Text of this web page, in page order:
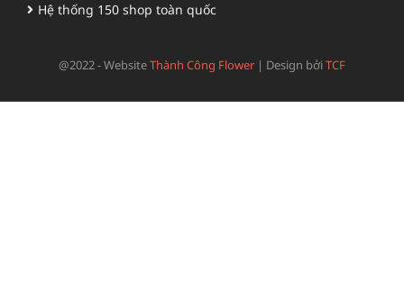
Hệ thống 150 shop toàn quốc
@2022 - WebsiteThành Công Flower | Design bởiTCF